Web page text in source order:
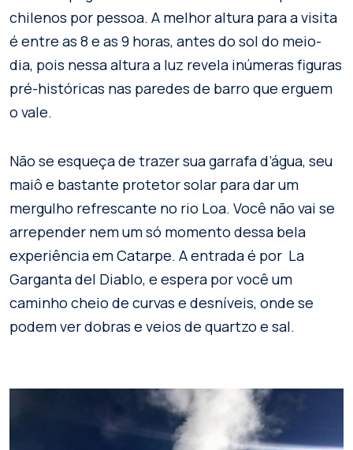
chilenos por pessoa. A melhor altura para a visita
é entre as 8 e as 9 horas, antes do sol do meio-
dia, pois nessa altura a luz revela inúmeras figuras
pré-históricas nas paredes de barro que erguem
o vale.
Não se esqueça de trazer sua garrafa d’água, seu
maiô e bastante protetor solar para dar um
mergulho refrescante no rio Loa. Você não vai se
arrepender nem um só momento dessa bela
experiência em Catarpe. A entrada é por La
Garganta del Diablo, e espera por você um
caminho cheio de curvas e desníveis, onde se
podem ver dobras e veios de quartzo e sal.